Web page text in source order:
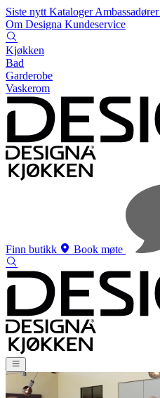
Siste nytt KatalogerAmbassadører
Om Designa Kundeservice
Kjøkken
Bad
Garderobe
Vaskerom
Finn butikk Book møte